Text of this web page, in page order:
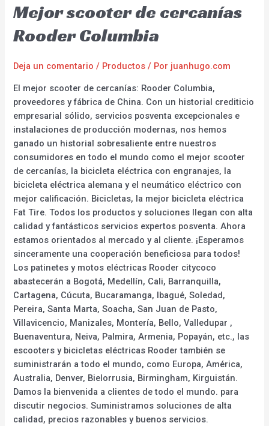
Mejor scooter de cercanías
Rooder Columbia
Deja un comentario / Productos / Por juanhugo.com
El mejor scooter de cercanías: Rooder Columbia,
proveedores y fábrica de China. Con un historial crediticio
empresarial sólido, servicios posventa excepcionales e
instalaciones de producción modernas, nos hemos
ganado un historial sobresaliente entre nuestros
consumidores en todo el mundo como el mejor scooter
de cercanías, la bicicleta eléctrica con engranajes, la
bicicleta eléctrica alemana y el neumático eléctrico con
mejor calificación. Bicicletas, la mejor bicicleta eléctrica
Fat Tire. Todos los productos y soluciones llegan con alta
calidad y fantásticos servicios expertos posventa. Ahora
estamos orientados al mercado y al cliente. ¡Esperamos
sinceramente una cooperación beneficiosa para todos!
Los patinetes y motos eléctricas Rooder citycoco
abastecerán a Bogotá, Medellín, Cali, Barranquilla,
Cartagena, Cúcuta, Bucaramanga, Ibagué, Soledad,
Pereira, Santa Marta, Soacha, San Juan de Pasto,
Villavicencio, Manizales, Montería, Bello, Valledupar ,
Buenaventura, Neiva, Palmira, Armenia, Popayán, etc., las
escooters y bicicletas eléctricas Rooder también se
suministrarán a todo el mundo, como Europa, América,
Australia, Denver, Bielorrusia, Birmingham, Kirguistán.
Damos la bienvenida a clientes de todo el mundo. para
discutir negocios. Suministramos soluciones de alta
calidad, precios razonables y buenos servicios.